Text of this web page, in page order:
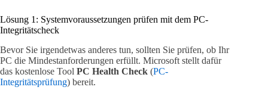
Lösung 1: Systemvoraussetzungen prüfen mit dem PC-
Integritätscheck
Bevor Sie irgendetwas anderes tun, sollten Sie prüfen, ob Ihr
PC die Mindestanforderungen erfüllt. Microsoft stellt dafür
das kostenlose Tool PC Health Check (PC-
Integritätsprüfung) bereit.